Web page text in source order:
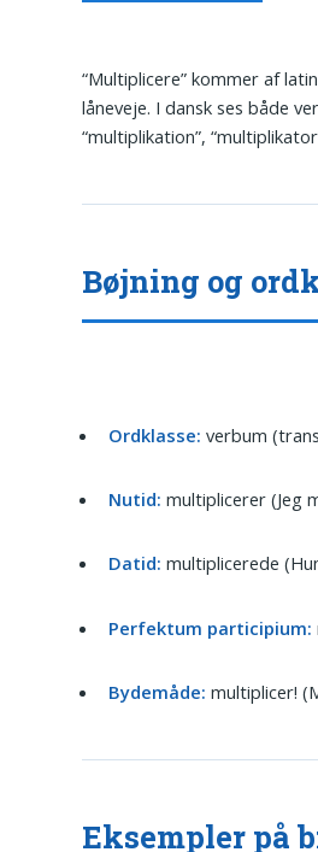
“Multiplicere” kommer af
låneveje. I dansk ses både
“multiplikation”,
Bøjning og
Ordklasse: verbum
Nutid: multiplicerer (Jeg
Datid: multiplicerede
Perfektum participium:
Bydemåde: multiplicer!
Eksempler på